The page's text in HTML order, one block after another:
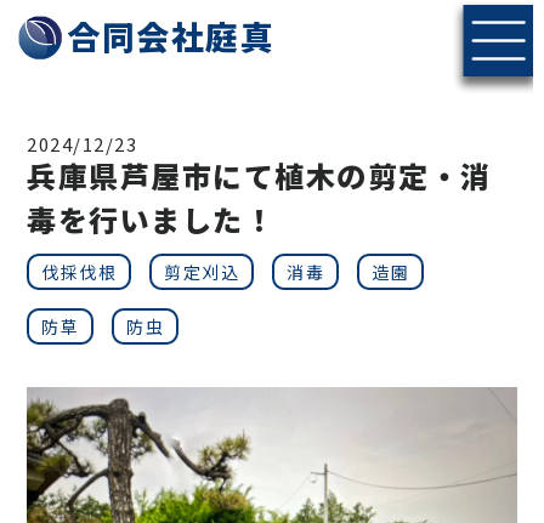
神戸・北摂エリアの伐採・剪定なら合同会社庭真へ
合同会社庭真
2024/12/23
兵庫県芦屋市にて植木の剪定・消
毒を行いました！
伐採伐根 剪定刈込 消毒 造園
防草 防虫